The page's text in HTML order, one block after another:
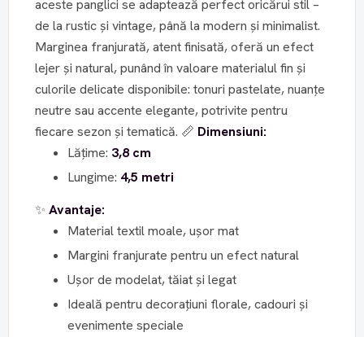
aceste panglici se adaptează perfect oricărui stil –
de la rustic și vintage, până la modern și minimalist.
Marginea franjurată, atent finisată, oferă un efect
lejer și natural, punând în valoare materialul fin și
culorile delicate disponibile: tonuri pastelate, nuanțe
neutre sau accente elegante, potrivite pentru
fiecare sezon și tematică. 📏 Dimensiuni:
Lățime: 3,8 cm
Lungime: 4,5 metri
✨ Avantaje:
Material textil moale, ușor mat
Margini franjurate pentru un efect natural
Ușor de modelat, tăiat și legat
Ideală pentru decorațiuni florale, cadouri și
evenimente speciale